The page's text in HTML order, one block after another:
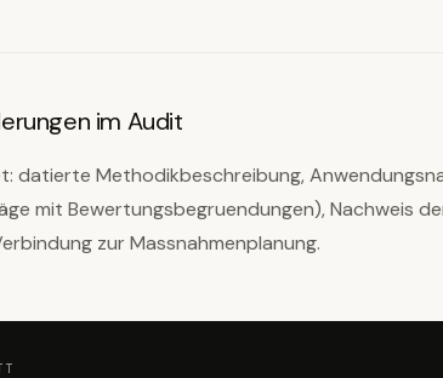
im Audit
datierte Methodikbeschreibung,
mit Bewertungsbegruendungen), Nachweis
zur Massnahmenplanung.